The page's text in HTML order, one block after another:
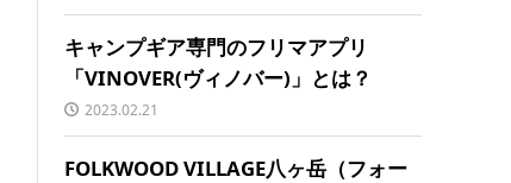
キャンプギア専門のフリマアプリ
「VINOVER(ヴィノバー)」とは？
2023.02.21
FOLKWOOD VILLAGE八ヶ岳（フォー